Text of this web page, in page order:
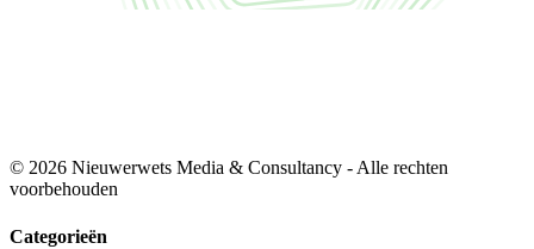
© 2026 Nieuwerwets Media & Consultancy - Alle rechten
voorbehouden
Categorieën